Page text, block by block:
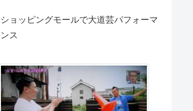
ショッピングモールで大道芸パフォーマ
ンス